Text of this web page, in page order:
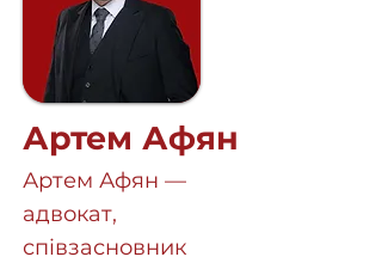
Артем Афян
Артем Афян —
адвокат,
співзасновник